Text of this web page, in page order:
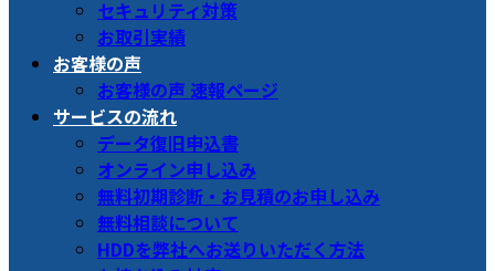
セキュリティ対策
お取引実績
お客様の声
お客様の声 速報ページ
サービスの流れ
データ復旧申込書
オンライン申し込み
無料初期診断・お見積のお申し込み
無料相談について
HDDを弊社へお送りいただく方法